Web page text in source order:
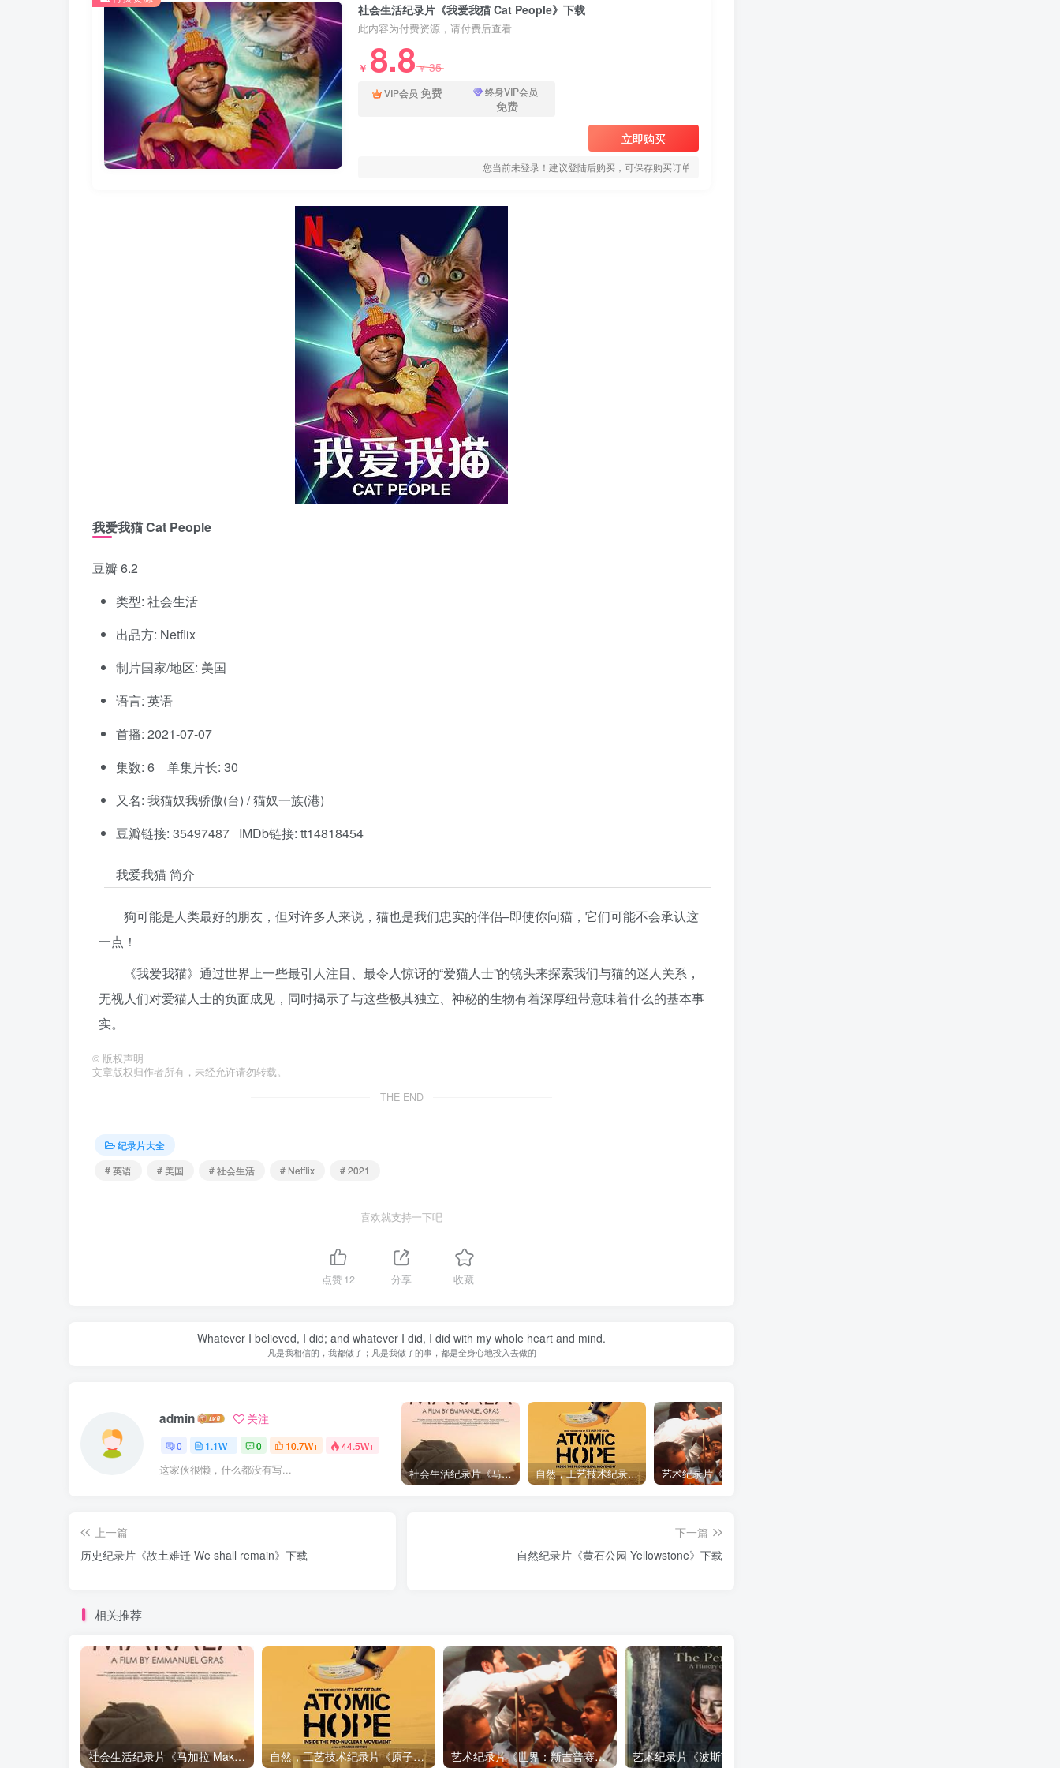
社会生活纪录片《我爱我猫 Cat People》下载
此内容为付费资源，请付费后查看
￥ 8.8￥35
VIP会员 免费 终身VIP会员
免费
立即购买
您当前未登录！建议登陆后购买，可保存购买订单
我爱我猫 Cat People
豆瓣 6.2
类型: 社会生活
出品方: Netflix
制片国家/地区: 美国
语言: 英语
首播: 2021-07-07
集数: 6 单集片长: 30
又名: 我猫奴我骄傲(台) / 猫奴一族(港)
豆瓣链接: 35497487 IMDb链接: tt14818454
我爱我猫 简介
狗可能是人类最好的朋友，但对许多人来说，猫也是我们忠实的伴侣–即使你问猫，它们可能不会承认这
一点！
《我爱我猫》通过世界上一些最引人注目、最令人惊讶的“爱猫人士”的镜头来探索我们与猫的迷人关系，
无视人们对爱猫人士的负面成见，同时揭示了与这些极其独立、神秘的生物有着深厚纽带意味着什么的基本事
实。
© 版权声明
文章版权归作者所有，未经允许请勿转载。
THE END
纪录片大全
# 英语
# 美国 # 社会生活 # Netflix # 2021
喜欢就支持一下吧
点赞12 分享 收藏
Whatever I believed, I did; and whatever I did, I did with my whole heart and mind.
凡是我相信的，我都做了；凡是我做了的事，都是全身心地投入去做的
admin 关注
0 1.1W+ 0 10.7W+ 44.5W+
这家伙很懒，什么都没有写... 社会生活纪录片《马加拉 Makala》下载 自然，工艺技术纪录片《原子能的希望 Atomic Hope – Inside the Pro-Nuclear Movement》下载
上一篇
历史纪录片《故土难迁 We shall remain》下载
下一篇
自然纪录片《黄石公园 Yellowstone》下载
相关推荐
社会生活纪录片《马加拉 Makala》下载 自然，工艺技术纪录片《原子能的希望 Atomic Hope – Inside the Pro-Nuclear Movement》下载 艺术纪录片《世界：新吉普赛之王 This World: The New Gypsy Kings》下载